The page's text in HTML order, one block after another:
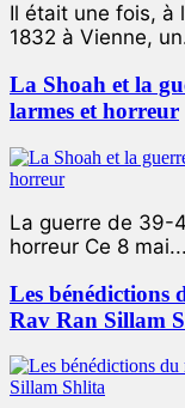
Il était une fois, à
1832 à Vienne,
La Shoah et la
larmes et horreur
La guerre de 39-
horreur Ce 8 mai...
Les bénédictions
Rav Ran Sillam